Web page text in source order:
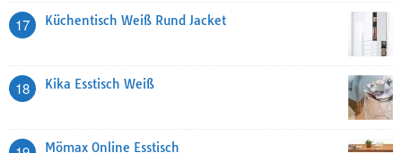
17 Küchentisch Weiß Rund Jacket
18 Kika Esstisch Weiß
Mömax Online Esstisch